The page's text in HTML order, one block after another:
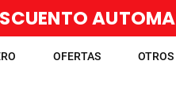
OFERTAS OTROS